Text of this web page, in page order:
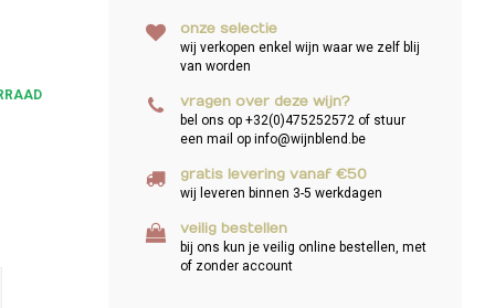
onze selectie
wij verkopen enkel wijn waar we zelf blij
van worden
vragen over deze wijn?
bel ons op +32(0)475252572 of stuur
een mail op info@wijnblend.be
gratis levering vanaf €50
wij leveren binnen 3-5 werkdagen
veilig bestellen
bij ons kun je veilig online bestellen, met
of zonder account